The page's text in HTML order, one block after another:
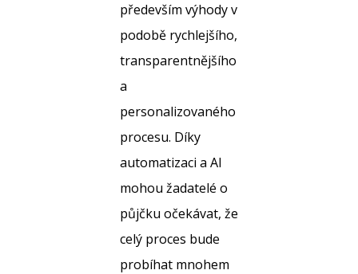
především výhody v
podobě rychlejšího,
transparentnějšího
a
personalizovaného
procesu. Díky
automatizaci a AI
mohou žadatelé o
půjčku očekávat, že
celý proces bude
probíhat mnohem